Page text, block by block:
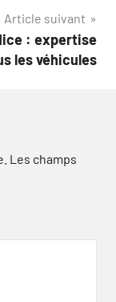
Article suivant
: expertise
les véhicules
Les champs